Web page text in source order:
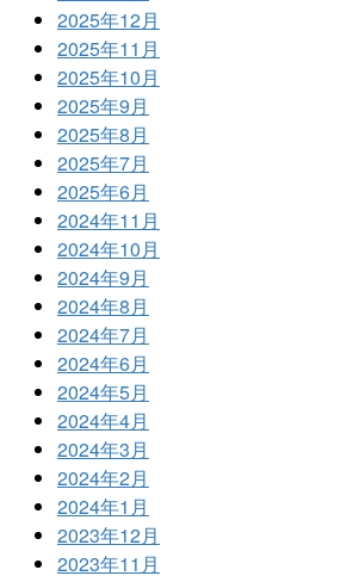
2025年12月
2025年11月
2025年10月
2025年9月
2025年8月
2025年7月
2025年6月
2024年11月
2024年10月
2024年9月
2024年8月
2024年7月
2024年6月
2024年5月
2024年4月
2024年3月
2024年2月
2024年1月
2023年12月
2023年11月